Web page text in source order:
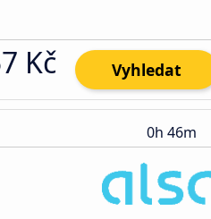
Kč Vyhledat
0h 46m